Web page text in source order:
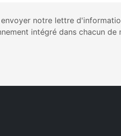
notre lettre
intégré dans chacun de